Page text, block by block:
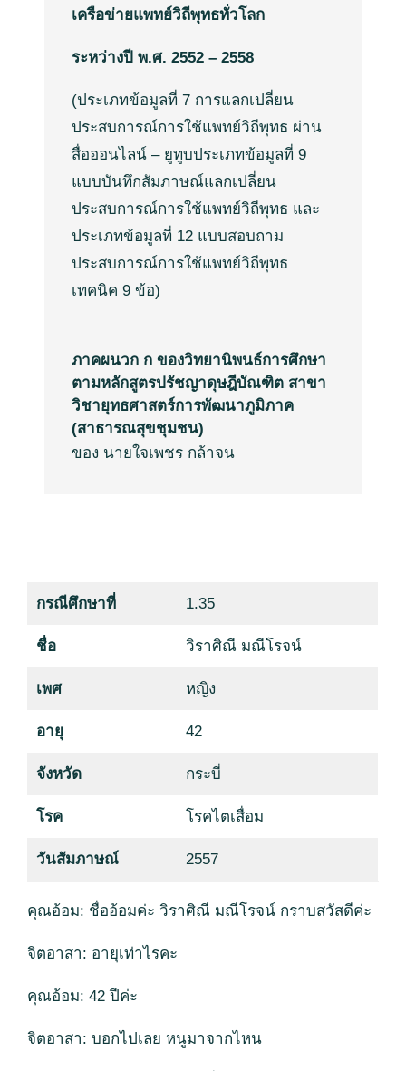
เครือข่ายแพทย์วิถีพุทธทั่วโลก
ระหว่างปี พ.ศ. 2552 – 2558
(ประเภทข้อมูลที่ 7 การแลกเปลี่ยน
ประสบการณ์การใช้แพทย์วิถีพุทธ ผ่าน
สื่อออนไลน์ – ยูทูบประเภทข้อมูลที่ 9
แบบบันทึกสัมภาษณ์แลกเปลี่ยน
ประสบการณ์การใช้แพทย์วิถีพุทธ และ
ประเภทข้อมูลที่ 12 แบบสอบถาม
ประสบการณ์การใช้แพทย์วิถีพุทธ
เทคนิค 9ข้อ)
ภาคผนวก ก ของวิทยานิพนธ์การศึกษา
ตามหลักสูตรปรัชญาดุษฎีบัณฑิต สาขา
วิชายุทธศาสตร์การพัฒนาภูมิภาค
(สาธารณสุขชุมชน)
ของ นายใจเพชร กล้าจน
กรณีศึกษาที่ 1.35
ชื่อ วิราศิณี มณีโรจน์
เพศ หญิง
อายุ 42
จังหวัด กระบี่
โรค โรคไตเสื่อม
วันสัมภาษณ์ 2557
คุณอ้อม: ชื่ออ้อมค่ะ วิราศิณี มณีโรจน์ กราบสวัสดีค่ะ
จิตอาสา: อายุเท่าไรคะ
คุณอ้อม: 42 ปีค่ะ
จิตอาสา: บอกไปเลย หนูมาจากไหน